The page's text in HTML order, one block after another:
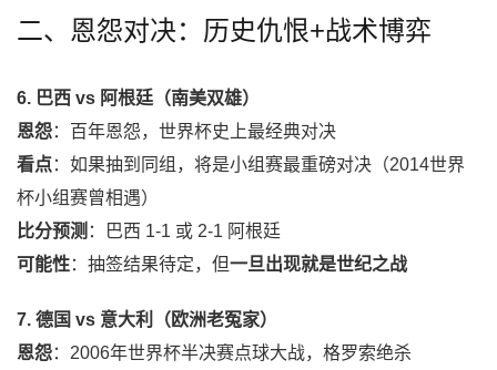
二、恩怨对决：历史仇恨+战术博弈
6. 巴西 vs 阿根廷（南美双雄）
恩怨：百年恩怨，世界杯史上最经典对决
看点：如果抽到同组，将是小组赛最重磅对决（2014世界
杯小组赛曾相遇）
比分预测 ：巴西 1-1 或 2-1 阿根廷
可能性：抽签结果待定，但一旦出现就是世纪之战
7. 德国 vs 意大利（欧洲老冤家）
恩怨：2006年世界杯半决赛点球大战，格罗索绝杀